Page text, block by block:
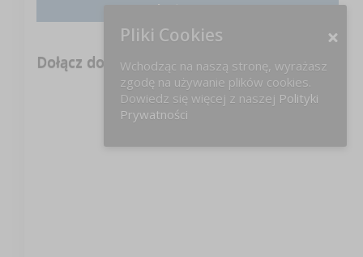
Instagram
Dołącz do nas na FB!
Pliki Cookies
Wchodząc na naszą stronę, wyrażasz
zgodę na używanie plików cookies.
Dowiedz się więcej z naszej Polityki
Prywatności